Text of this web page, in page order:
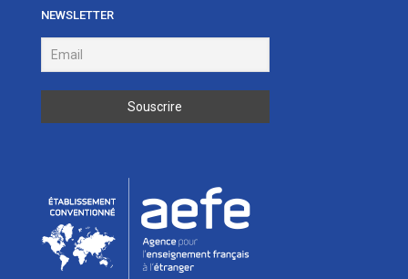
NEWSLETTER